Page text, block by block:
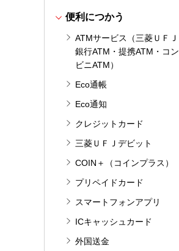
便利につかう
ATMサービス（三菱ＵＦＪ
銀行ATM・提携ATM・コン
ビニATM）
Eco通帳
Eco通知
クレジットカード
三菱ＵＦＪデビット
COIN＋（コインプラス）
プリペイドカード
スマートフォンアプリ
ICキャッシュカード
外国送金